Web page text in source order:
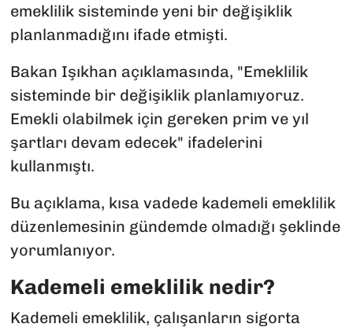
emeklilik sisteminde yeni bir değişiklik
planlanmadığını ifade etmişti.
Bakan Işıkhan açıklamasında, "Emeklilik
sisteminde bir değişiklik planlamıyoruz.
Emekli olabilmek için gereken prim ve yıl
şartları devam edecek" ifadelerini
kullanmıştı.
Bu açıklama, kısa vadede kademeli emeklilik
düzenlemesinin gündemde olmadığı şeklinde
yorumlanıyor.
Kademeli emeklilik nedir?
Kademeli emeklilik, çalışanların sigorta